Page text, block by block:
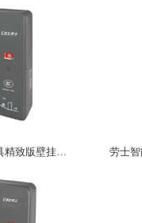
劳士消防应急灯具精致版壁挂主机应急照明控制器L7091（L-C-3）